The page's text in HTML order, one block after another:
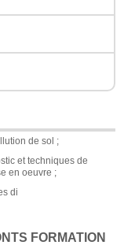
de sol ;
et techniques de
en oeuvre ;
di
FORMATION